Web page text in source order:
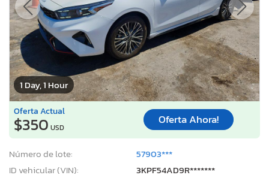
1 Day, 1 Hour
Oferta Actual
$350 USD
Oferta Ahora!
Número de lote:
57903***
ID vehicular (VIN):
3KPF54AD9R*******